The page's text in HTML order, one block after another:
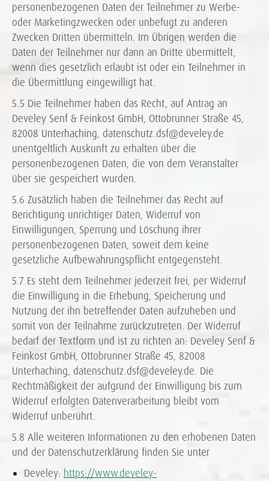
personenbezogenen Daten der Teilnehmer zu Werbe-
oder Marketingzwecken oder unbefugt zu anderen
Zwecken Dritten übermitteln. Im Übrigen werden die
Daten der Teilnehmer nur dann an Dritte übermittelt,
wenn dies gesetzlich erlaubt ist oder ein Teilnehmer in
die Übermittlung eingewilligt hat.
5.5 Die Teilnehmer haben das Recht, auf Antrag an
Develey Senf & Feinkost GmbH, Ottobrunner Straße 45,
82008 Unterhaching, datenschutz.dsf@develey.de
unentgeltlich Auskunft zu erhalten über die
personenbezogenen Daten, die von dem Veranstalter
über sie gespeichert wurden.
5.6 Zusätzlich haben die Teilnehmer das Recht auf
Berichtigung unrichtiger Daten, Widerruf von
Einwilligungen, Sperrung und Löschung ihrer
personenbezogenen Daten, soweit dem keine
gesetzliche Aufbewahrungspflicht entgegensteht.
5.7 Es steht dem Teilnehmer jederzeit frei, per Widerruf
die Einwilligung in die Erhebung, Speicherung und
Nutzung der ihn betreffender Daten aufzuheben und
somit von der Teilnahme zurückzutreten. Der Widerruf
bedarf der Textform und ist zu richten an: Develey Senf &
Feinkost GmbH, Ottobrunner Straße 45, 82008
Unterhaching, datenschutz.dsf@develey.de. Die
Rechtmäßigkeit der aufgrund der Einwilligung bis zum
Widerruf erfolgten Datenverarbeitung bleibt vom
Widerruf unberührt.
5.8 Alle weiteren Informationen zu den erhobenen Daten
und der Datenschutzerklärung finden Sie unter
Develey: https://www.develey-